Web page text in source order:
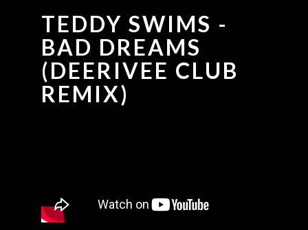
TEDDY SWIMS -
BAD DREAMS
(DEERIVEE CLUB
REMIX)